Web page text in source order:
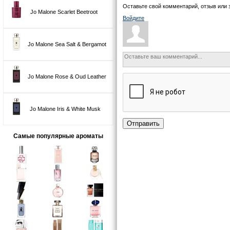
Jo Malone Scarlet Beetroot
Jo Malone Sea Salt & Bergamot
Jo Malone Rose & Oud Leather
Jo Malone Iris & White Musk
Самые популярные ароматы
Оставьте свой комментарий, отзыв или
Войдите
Отправить